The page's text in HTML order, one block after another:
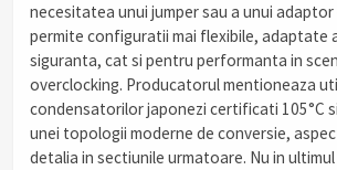
necesitatea unui jumper sau a unui
permite configuratii mai flexibile, adaptate
siguranta, cat si pentru performanta in
overclocking. Producatorul mentioneaza
condensatorilor japonezi certificati 105°C
unei topologii moderne de conversie,
detalia in sectiunile urmatoare. Nu in